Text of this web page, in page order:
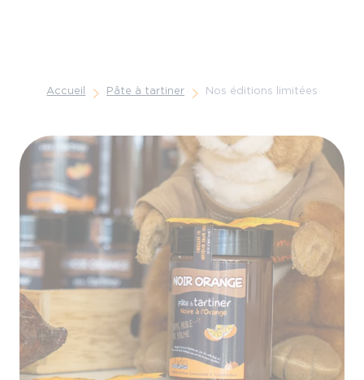
Accueil Pâte à tartiner Nos éditions limitées